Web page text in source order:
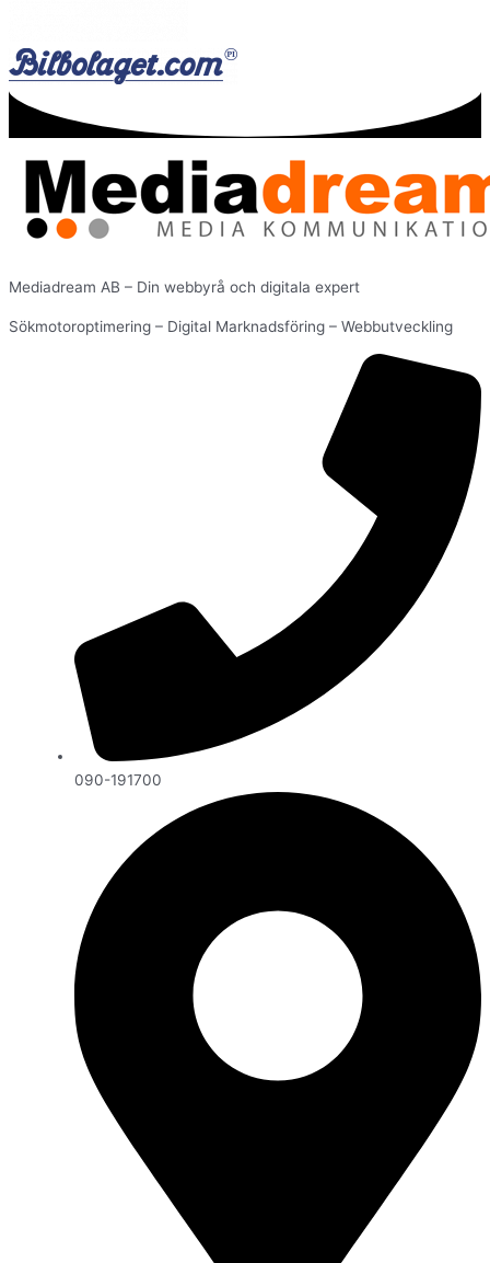
Mediadream AB – Din webbyrå och digitala expert
Sökmotoroptimering – Digital Marknadsföring – Webbutveckling
090-191700